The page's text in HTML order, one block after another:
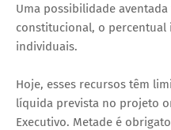
Uma possibilidade
constitucional, o percentual
individuais.
Hoje, esses recursos têm
líquida prevista no projeto
Executivo. Metade é